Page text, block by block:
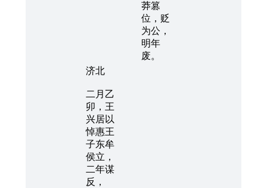
莽篡
位，贬
为公，
明年
废。
济北
二月乙
卯，王
兴居以
悼惠王
子东牟
侯立，
二年谋
反，